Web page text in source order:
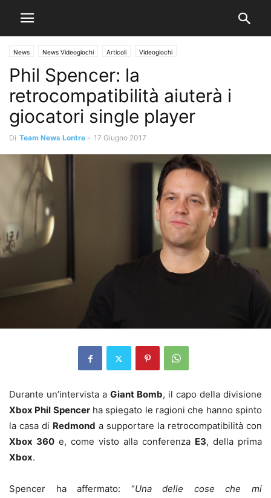
News News Videogiochi Articoli Videogiochi
Phil Spencer: la
retrocompatibilità aiuterà i
giocatori single player
Di Team News Lontre - 17 Giugno 2017
Durante un’intervista a Giant Bomb, il capo della divisione
Xbox Phil Spencerha spiegato le ragioni che hanno spinto
la casa di Redmond a supportare la retrocompatibilità con
Xbox 360 e, come visto alla conferenza E3, della prima
Xbox.
Spencer ha affermato: “Una delle cose che mi